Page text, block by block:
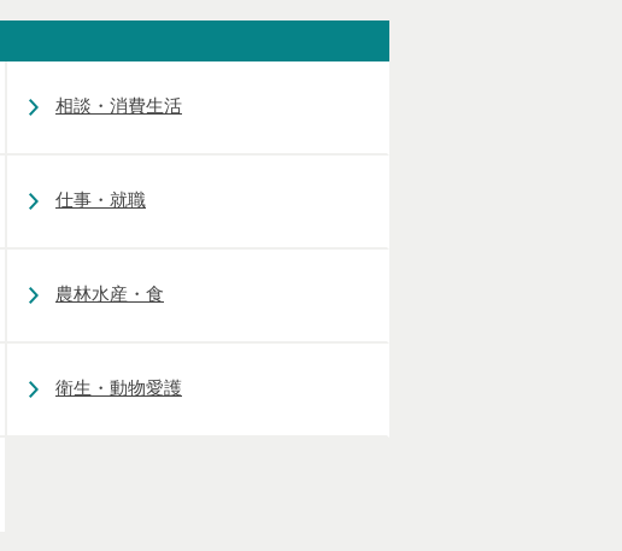
相談・消費生活
仕事・就職
農林水産・食
衛生・動物愛護